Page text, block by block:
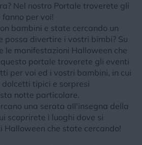
Nel nostro Portale troverete gli
per voi!
bambini e state cercando un
possa divertire i vostri bimbi? Su
le manifestazioni Halloween che
portale troverete gli eventi
per voi ed i vostri bambini, in cui
tipici e sorpresi
notte particolare.
una serata all'insegna della
scoprirete i luoghi dove si
Halloween che state cercando!